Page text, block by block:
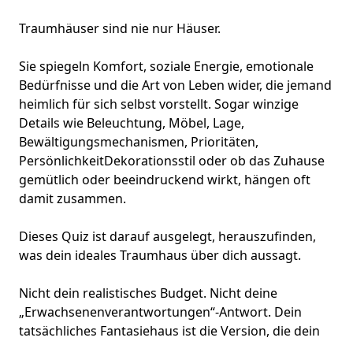
Traumhäuser sind nie nur Häuser.
Sie spiegeln Komfort, soziale Energie, emotionale
Bedürfnisse und die Art von Leben wider, die jemand
heimlich für sich selbst vorstellt. Sogar winzige
Details wie Beleuchtung, Möbel, Lage,
Bewältigungsmechanismen, Prioritäten,
PersönlichkeitDekorationsstil oder ob das Zuhause
gemütlich oder beeindruckend wirkt, hängen oft
damit zusammen.
Dieses Quiz ist darauf ausgelegt, herauszufinden,
was dein ideales Traumhaus über dich aussagt.
Nicht dein realistisches Budget. Nicht deine
„Erwachsenenverantwortungen“-Antwort. Dein
tatsächliches Fantasiehaus ist die Version, die dein